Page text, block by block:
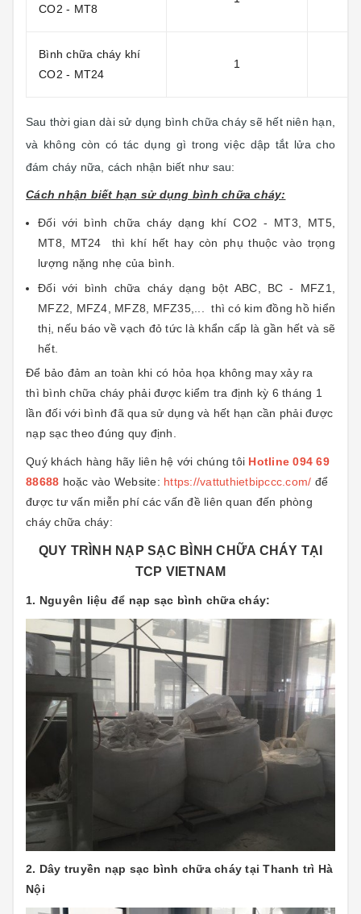
CO2 - MT8
Bình chữa cháy khí
CO2 - MT24
1
Sau thời gian dài sử dụng bình chữa cháy sẽ hết niên hạn,
và không còn có tác dụng gì trong việc dập tắt lửa cho
đám cháy nữa, cách nhận biết như sau:
Cách nhận biết hạn sử dụng bình chữa cháy:
Đối với bình chữa cháy dạng khí CO2 - MT3, MT5,
MT8, MT24 thì khí hết hay còn phụ thuộc vào trọng
lượng nặng nhẹ của bình.
Đối với bình chữa cháy dạng bột ABC, BC - MFZ1,
MFZ2, MFZ4, MFZ8, MFZ35,... thì có kim đồng hồ hiển
thị, nếu báo về vạch đỏ tức là khẩn cấp là gần hết và sẽ
hết.
Để bảo đảm an toàn khi có hỏa họa không may xảy ra
thì bình chữa cháy phải được kiểm tra định kỳ 6 tháng 1
lần đối với bình đã qua sử dụng và hết hạn cần phải được
nạp sạc theo đúng quy định.
Quý khách hàng hãy liên hệ với chúng tôi Hotline 094 69
88688 hoặc vào Website: https://vattuthietbipccc.com/ để
được tư vấn miễn phí các vấn đề liên quan đến phòng
cháy chữa cháy:
QUY TRÌNH NẠP SẠC BÌNH CHỮA CHÁY TẠI
TCP VIETNAM
1. Nguyên liệu để nạp sạc bình chữa cháy:
2. Dây truyền nạp sạc bình chữa cháy tại Thanh trì Hà
Nội